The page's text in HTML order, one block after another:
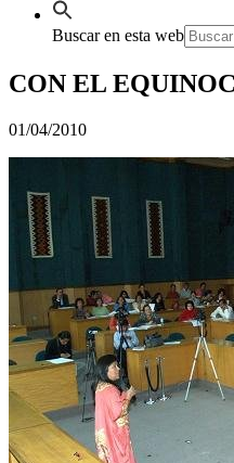
Buscar en esta web
CON EL
01/04/2010